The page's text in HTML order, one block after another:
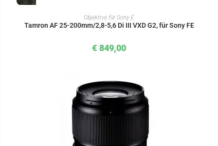
IN DEN WARENKORB
Objektive für Sony E
Tamron AF 25-200mm/2,8-5,6 Di III VXD G2, für Sony FE
€ 849,00